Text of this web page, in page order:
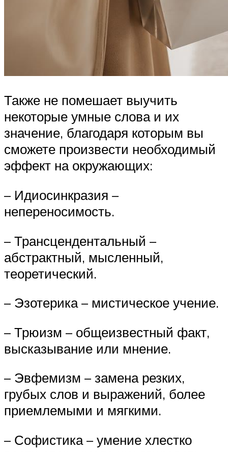
Также не помешает выучить
некоторые умные слова и их
значение, благодаря которым вы
сможете произвести необходимый
эффект на окружающих:
– Идиосинкразия –
непереносимость.
– Трансцендентальный –
абстрактный, мысленный,
теоретический.
– Эзотерика – мистическое учение.
– Трюизм – общеизвестный факт,
высказывание или мнение.
– Эвфемизм – замена резких,
грубых слов и выражений, более
приемлемыми и мягкими.
– Софистика – умение хлестко